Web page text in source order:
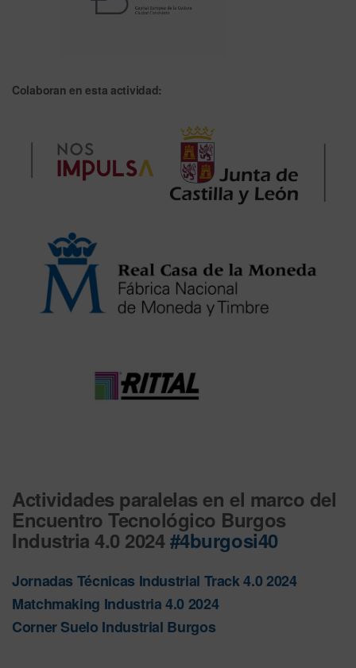
Colaboran en esta actividad:
Actividades paralelas en el marco del
Encuentro Tecnológico Burgos
Industria 4.0 2024#4burgosi40
Jornadas Técnicas Industrial Track 4.0 2024
Matchmaking Industria 4.0 2024
Corner Suelo Industrial Burgos